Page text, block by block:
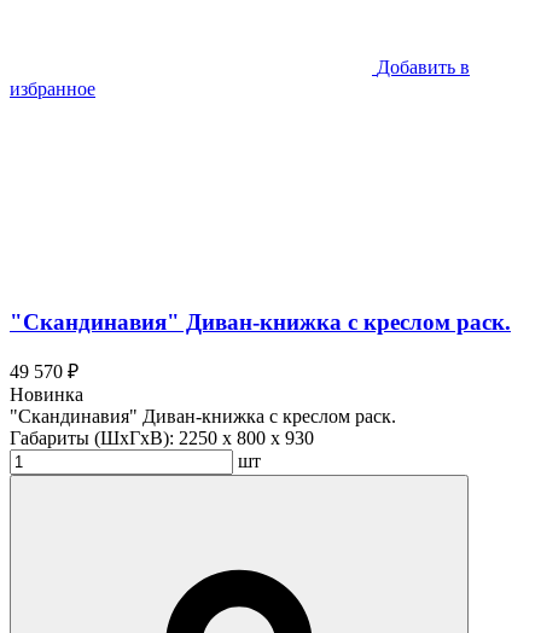
Добавить в
избранное
"Скандинавия" Диван-книжка с креслом раск.
49 570 ₽
Новинка
"Скандинавия" Диван-книжка с креслом раск.
Габариты (ШхГхВ): 2250 x 800 x 930
шт